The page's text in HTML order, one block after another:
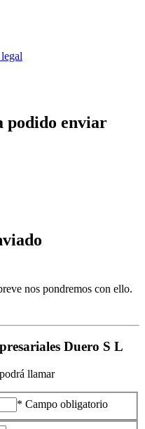
podido enviar
nos pondremos con ello.
Duero S L
llamar
* Campo obligatorio